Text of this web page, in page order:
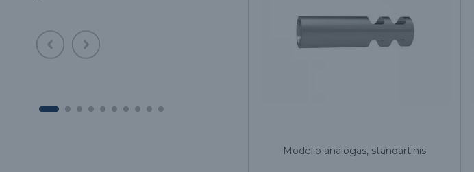
Modelio analogas, standartinis